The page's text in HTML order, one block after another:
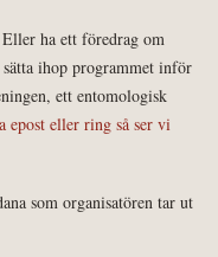
ha ett föredrag om
ihop programmet inför
ett entomologisk
epost eller ring så ser vi
som organisatören tar ut